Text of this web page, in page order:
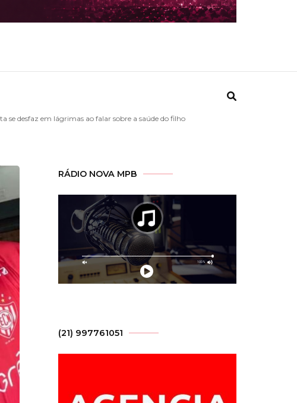
se desfaz em lágrimas ao falar sobre a saúde do filho
RÁDIO NOVA MPB
(21) 997761051